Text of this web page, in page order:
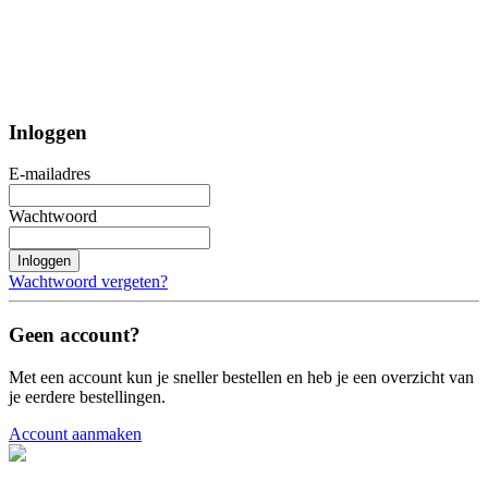
Inloggen
E-mailadres
Wachtwoord
Inloggen
Wachtwoord vergeten?
Geen account?
Met een account kun je sneller bestellen en heb je een overzicht van
je eerdere bestellingen.
Account aanmaken